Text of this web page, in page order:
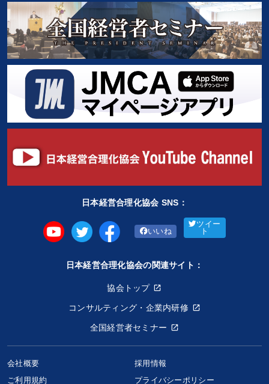
日本経営合理化協会 SNS：
いいね
ツイー
ト
日本経営合理化協会の関連サイト：
協会トップ
コンサルティング・企業内研修
全国経営者セミナー
会社概要
採用情報
ご利用規約
プライバシーポリシー